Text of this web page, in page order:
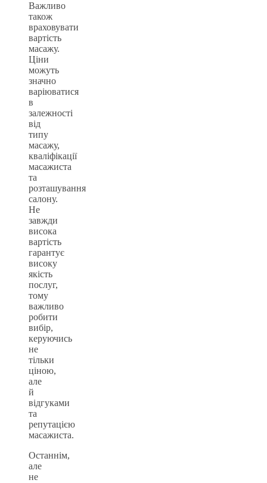
Важливо
також
враховувати
вартість
масажу.
Ціни
можуть
значно
варіюватися
в
залежності
від
типу
масажу,
кваліфікації
масажиста
та
розташування
салону.
Не
завжди
висока
вартість
гарантує
високу
якість
послуг,
тому
важливо
робити
вибір,
керуючись
не
тільки
ціною,
але
й
відгуками
та
репутацією
масажиста.
Останнім,
але
не